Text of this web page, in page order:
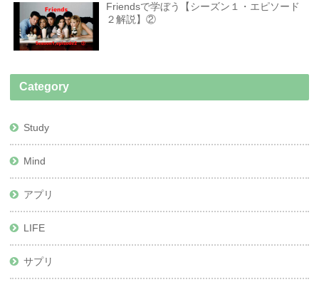
Friendsで学ぼう【シーズン１・エピソード
２解説】②
Category
Study
Mind
アプリ
LIFE
サプリ